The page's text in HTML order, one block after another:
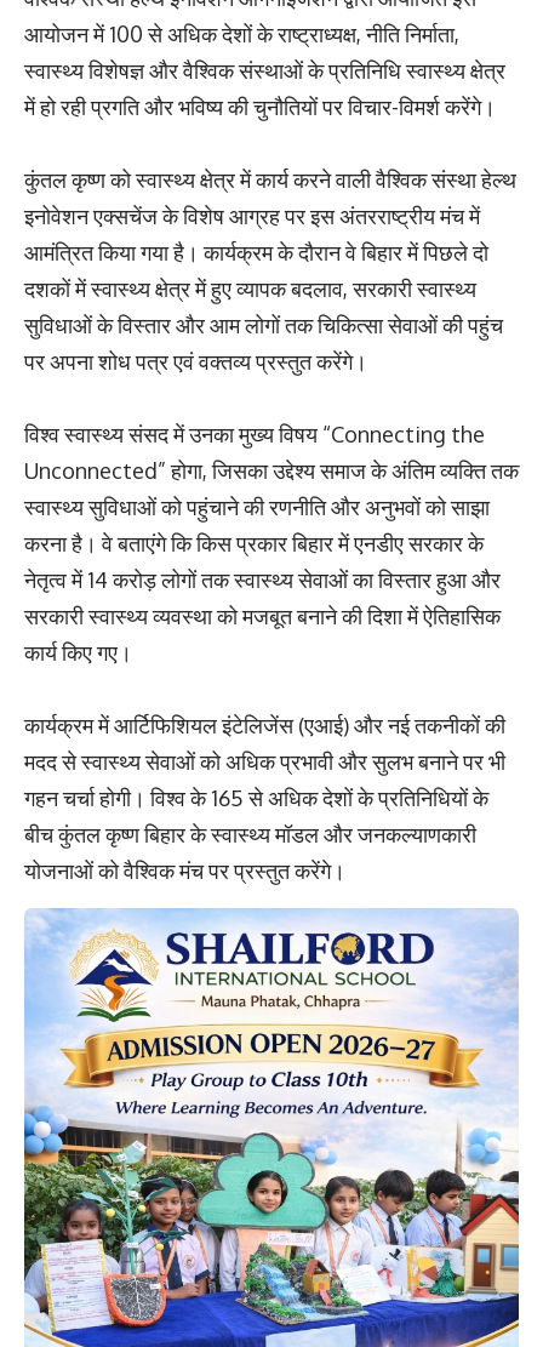
आयोजन में 100 से अधिक देशों के राष्ट्राध्यक्ष, नीति निर्माता,
स्वास्थ्य विशेषज्ञ और वैश्विक संस्थाओं के प्रतिनिधि स्वास्थ्य क्षेत्र
में हो रही प्रगति और भविष्य की चुनौतियों पर विचार-विमर्श करेंगे।
‎कुंतल कृष्ण को स्वास्थ्य क्षेत्र में कार्य करने वाली वैश्विक संस्था हेल्थ
इनोवेशन एक्सचेंज के विशेष आग्रह पर इस अंतरराष्ट्रीय मंच में
आमंत्रित किया गया है। कार्यक्रम के दौरान वे बिहार में पिछले दो
दशकों में स्वास्थ्य क्षेत्र में हुए व्यापक बदलाव, सरकारी स्वास्थ्य
सुविधाओं के विस्तार और आम लोगों तक चिकित्सा सेवाओं की पहुंच
पर अपना शोध पत्र एवं वक्तव्य प्रस्तुत करेंगे।
‎विश्व स्वास्थ्य संसद में उनका मुख्य विषय “Connecting the
Unconnected” होगा, जिसका उद्देश्य समाज के अंतिम व्यक्ति तक
स्वास्थ्य सुविधाओं को पहुंचाने की रणनीति और अनुभवों को साझा
करना है। वे बताएंगे कि किस प्रकार बिहार में एनडीए सरकार के
नेतृत्व में 14 करोड़ लोगों तक स्वास्थ्य सेवाओं का विस्तार हुआ और
सरकारी स्वास्थ्य व्यवस्था को मजबूत बनाने की दिशा में ऐतिहासिक
कार्य किए गए।
‎कार्यक्रम में आर्टिफिशियल इंटेलिजेंस (एआई) और नई तकनीकों की
मदद से स्वास्थ्य सेवाओं को अधिक प्रभावी और सुलभ बनाने पर भी
गहन चर्चा होगी। विश्व के 165 से अधिक देशों के प्रतिनिधियों के
बीच कुंतल कृष्ण बिहार के स्वास्थ्य मॉडल और जनकल्याणकारी
योजनाओं को वैश्विक मंच पर प्रस्तुत करेंगे।